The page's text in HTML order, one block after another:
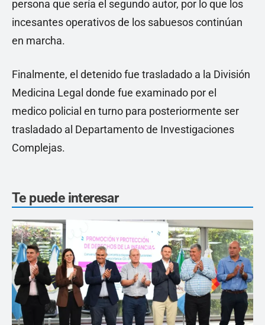
persona que sería el segundo autor, por lo que los
incesantes operativos de los sabuesos continúan
en marcha.
Finalmente, el detenido fue trasladado a la División
Medicina Legal donde fue examinado por el
medico policial en turno para posteriormente ser
trasladado al Departamento de Investigaciones
Complejas.
Te puede interesar